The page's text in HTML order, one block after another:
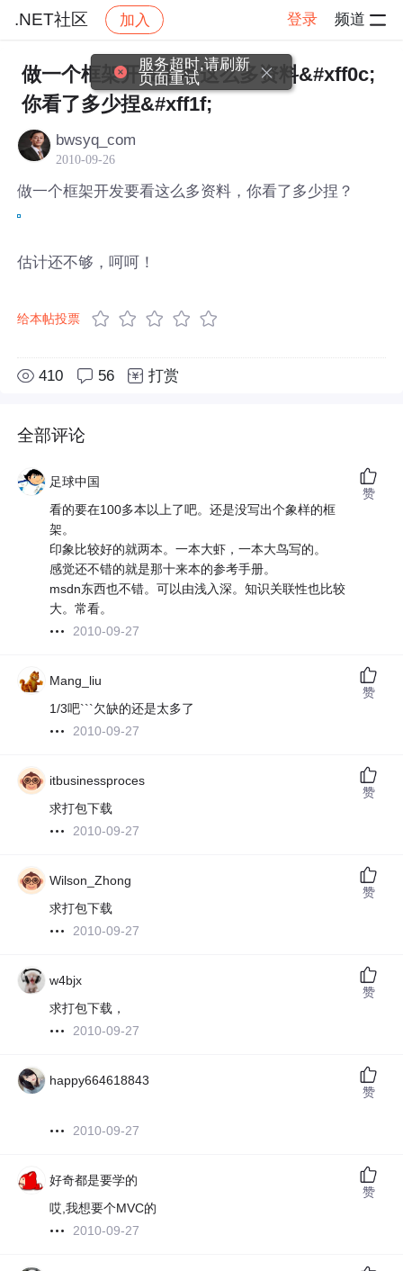
.NET社区 加入 登录 频道
社区 .NET社区 帖子详情
做一个框架开发要看这么多资料&#xff0c;
你看了多少捏&#xff1f;
bwsyq_com
2010-09-26
做一个框架开发要看这么多资料，你看了多少捏？
估计还不够，呵呵！
给本帖投票
410 56 打赏
全部评论
足球中国
看的要在100多本以上了吧。还是没写出个象样的框
架。
印象比较好的就两本。一本大虾，一本大鸟写的。
感觉还不错的就是那十来本的参考手册。
msdn东西也不错。可以由浅入深。知识关联性也比较
大。常看。
2010-09-27
赞
Mang_liu
1/3吧```欠缺的还是太多了
2010-09-27
赞
itbusinessproces
求打包下载
2010-09-27
赞
Wilson_Zhong
求打包下载
2010-09-27
赞
w4bjx
求打包下载，
2010-09-27
赞
happy664618843
2010-09-27
赞
好奇都是要学的
哎,我想要个MVC的
2010-09-27
赞
服务超时,请刷新
页面重试